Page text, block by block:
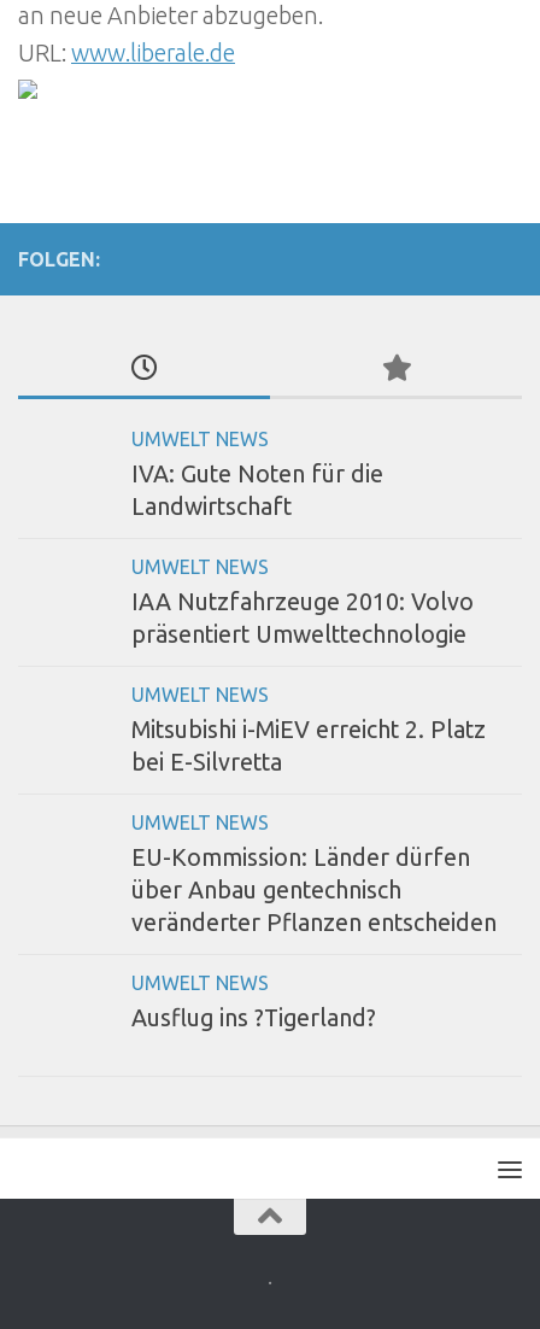
an neue Anbieter abzugeben.
URL: www.liberale.de
FOLGEN:
UMWELT NEWS
IVA: Gute Noten für die
Landwirtschaft
UMWELT NEWS
IAA Nutzfahrzeuge 2010: Volvo
präsentiert Umwelttechnologie
UMWELT NEWS
Mitsubishi i-MiEV erreicht 2. Platz
bei E-Silvretta
UMWELT NEWS
EU-Kommission: Länder dürfen
über Anbau gentechnisch
veränderter Pflanzen entscheiden
UMWELT NEWS
Ausflug ins ?Tigerland?
.